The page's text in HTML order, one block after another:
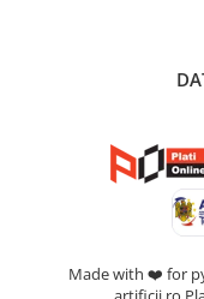
Made with ❤️ for